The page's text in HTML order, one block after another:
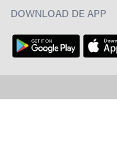
DOWNLOAD DE APP